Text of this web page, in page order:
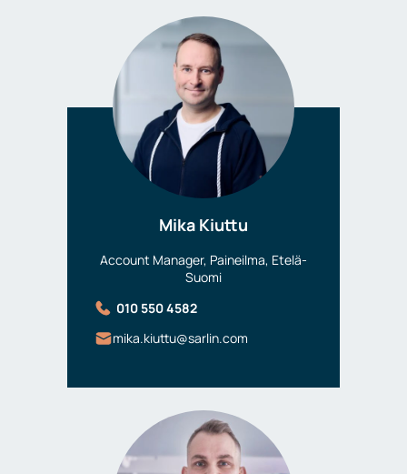
Mika Kiuttu
Account Manager, Paineilma, Etelä-
Suomi
010 550 4582
mika.kiuttu@sarlin.com